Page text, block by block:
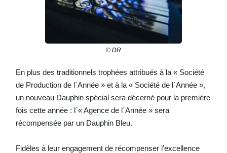
© DR
En plus des traditionnels trophées attribués à la « Société
de Production de l´Année » et à la « Société de l´Année »,
un nouveau Dauphin spécial sera décerné pour la première
fois cette année : l´« Agence de l´Année » sera
récompensée par un Dauphin Bleu.
Fidèles à leur engagement de récompenser l’excellence